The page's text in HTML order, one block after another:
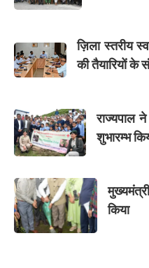
ज़िला स्तरीय
की तैयारियों
राज्यपाल
शुभारम्भ
किया